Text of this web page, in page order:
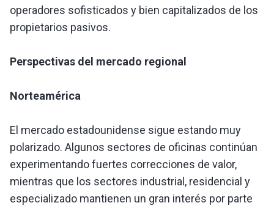
operadores sofisticados y bien capitalizados de los
propietarios pasivos.
Perspectivas del mercado regional
Norteamérica
El mercado estadounidense sigue estando muy
polarizado. Algunos sectores de oficinas continúan
experimentando fuertes correcciones de valor,
mientras que los sectores industrial, residencial y
especializado mantienen un gran interés por parte